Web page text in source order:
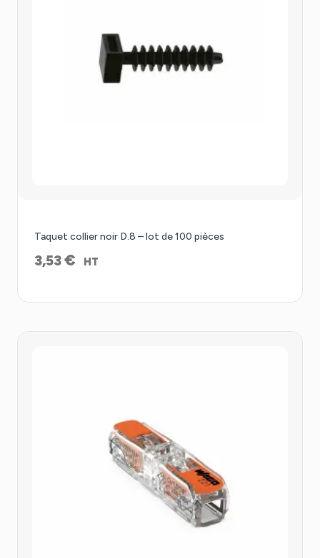
Taquet collier noir D.8 – lot de 100 pièces
3,53€ HT